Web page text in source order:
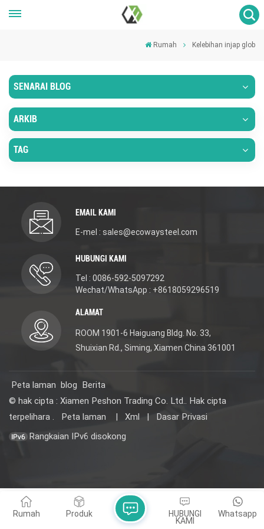
Rumah Kelebihan injap glob
SENARAI BLOG
ARKIB
TAG
EMAIL KAMI
E-mel : sales@ecowaysteel.com
HUBUNGI KAMI
Tel : 0086-592-5097292
Wechat/WhatsApp : +8618059296519
ALAMAT
ROOM 1901-6 Haiguang Bldg. No. 33,
Shuixian Rd., Siming, Xiamen China 361001
Peta laman blog Berita
© hak cipta : Xiamen Peshon Trading Co. Ltd.. Hak cipta
terpelihara .
Peta laman | Xml |
Dasar Privasi
Rangkaian IPv6 disokong
Rumah Produk Whatsapp
HUBUNGI
KAMI